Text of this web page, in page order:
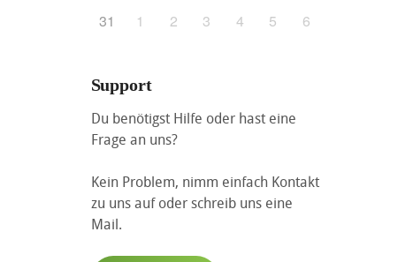
31
1 2 3 4 5 6
Support
Du benötigst Hilfe oder hast eine
Frage an uns?
Kein Problem, nimm einfach Kontakt
zu uns auf oder schreib uns eine
Mail.